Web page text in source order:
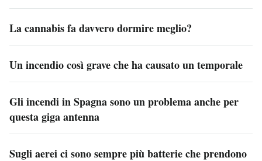
La cannabis fa davvero dormire meglio?
Un incendio così grave che ha causato un temporale
Gli incendi in Spagna sono un problema anche per
questa giga antenna
Sugli aerei ci sono sempre più batterie che prendono